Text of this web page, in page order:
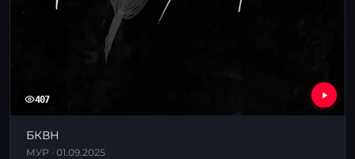
407
БКВН
МУР · 01.09.2025